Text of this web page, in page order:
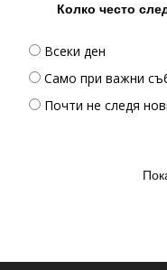
Колко често
Всеки ден
Само при важни
Почти не следя